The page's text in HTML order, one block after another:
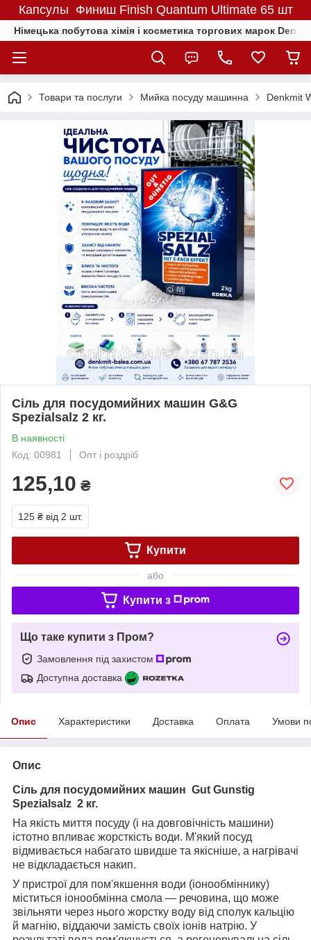
Капсулы Финиш Finish Quantum Ultimate 65 шт
Німецька побутова хімія і косметика торгових марок
Товари та послуги Мийка посуду машинна Denkmit
Сіль для посудомийних машин G&G
Spezialsalz 2 кг.
В наявності
Код: 00981
Опт і роздріб
125,10 ₴
125 ₴ від 2 шт.
Купити
або
Купити з
Що таке купити з Пром?
Замовлення під захистом
Доступна доставка
Опис Характеристики Доставка Оплата Умови
Опис
Сіль для посудомийних машин Gut Gunstig
Spezialsalz 2 кг.
На якість миття посуду (і на довговічність машини)
істотно впливає жорсткість води. М'який посуд
відмивається набагато швидше та якісніше, а нагрівачі
не відкладається накип.
У пристрої для пом'якшення води (іонообміннику)
міститься іонообмінна смола — речовина, що може
звільняти через нього жорстку воду від сполук кальцію
й магнію, віддаючи замість своїх іонів натрію. У